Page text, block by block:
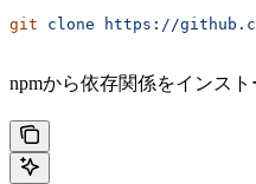
git clone https://
npmから依存関係をインスト